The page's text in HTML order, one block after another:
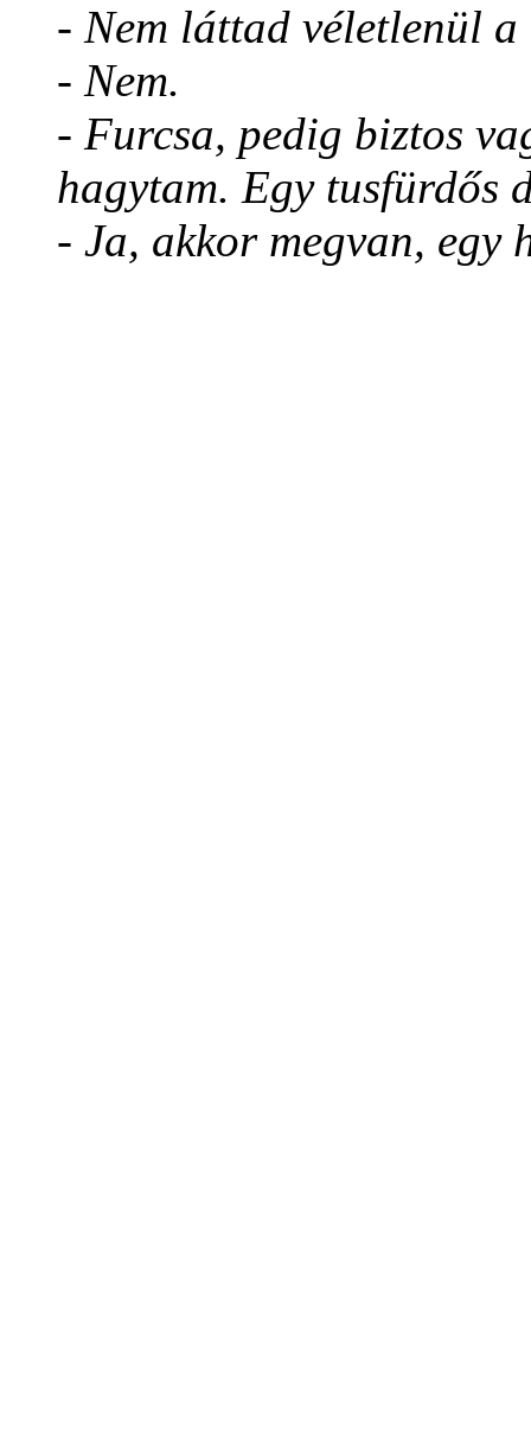
- Nem láttad véletlenül a
- Nem.
- Furcsa, pedig biztos
hagytam. Egy tusfürdős
- Ja, akkor megvan, egy